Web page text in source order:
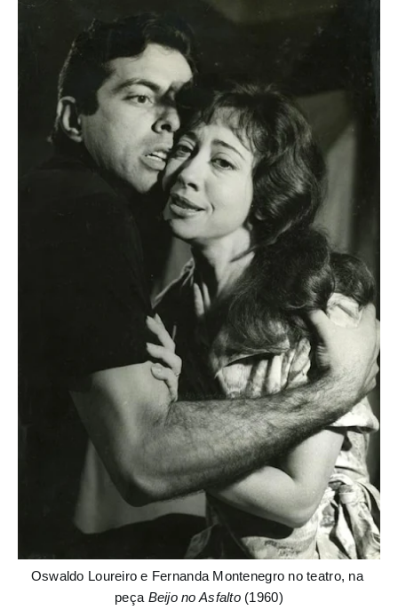
Oswaldo Loureiro e Fernanda Montenegro no teatro, na
peça Beijo no Asfalto (1960)